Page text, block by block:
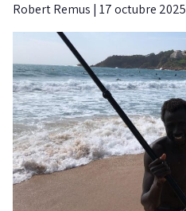
Robert Remus | 17 octubre 2025